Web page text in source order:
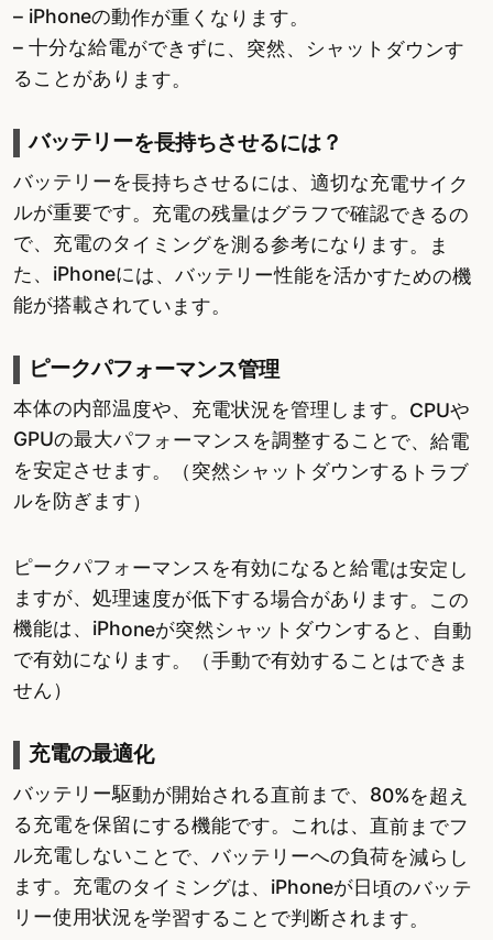
– iPhoneの動作が重くなります。
– 十分な給電ができずに、突然、シャットダウンす
ることがあります。
バッテリーを長持ちさせるには？
バッテリーを長持ちさせるには、適切な充電サイク
ルが重要です。充電の残量はグラフで確認できるの
で、充電のタイミングを測る参考になります。ま
た、iPhoneには、バッテリー性能を活かすための機
能が搭載されています。
ピークパフォーマンス管理
本体の内部温度や、充電状況を管理します。CPUや
GPUの最大パフォーマンスを調整することで、給電
を安定させます。（突然シャットダウンするトラブ
ルを防ぎます）
ピークパフォーマンスを有効になると給電は安定し
ますが、処理速度が低下する場合があります。この
機能は、iPhoneが突然シャットダウンすると、自動
で有効になります。（手動で有効することはできま
せん）
充電の最適化
バッテリー駆動が開始される直前まで、80%を超え
る充電を保留にする機能です。これは、直前までフ
ル充電しないことで、バッテリーへの負荷を減らし
ます。充電のタイミングは、iPhoneが日頃のバッテ
リー使用状況を学習することで判断されます。